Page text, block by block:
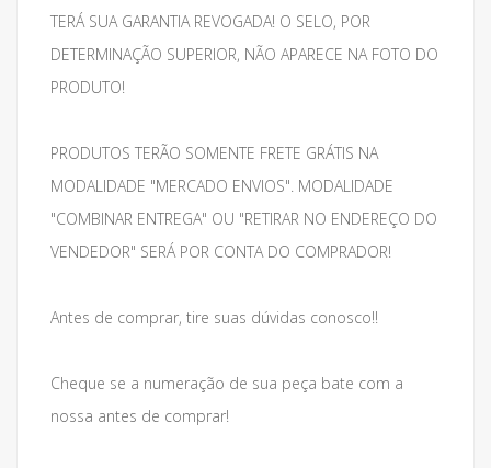
TERÁ SUA GARANTIA REVOGADA! O SELO, POR
DETERMINAÇÃO SUPERIOR, NÃO APARECE NA FOTO DO
PRODUTO!
PRODUTOS TERÃO SOMENTE FRETE GRÁTIS NA
MODALIDADE "MERCADO ENVIOS". MODALIDADE
"COMBINAR ENTREGA" OU "RETIRAR NO ENDEREÇO DO
VENDEDOR" SERÁ POR CONTA DO COMPRADOR!
Antes de comprar, tire suas dúvidas conosco!!
Cheque se a numeração de sua peça bate com a
nossa antes de comprar!